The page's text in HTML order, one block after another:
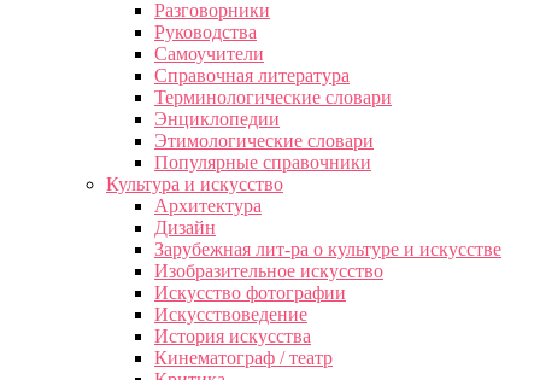
Разговорники
Руководства
Самоучители
Справочная литература
Терминологические словари
Энциклопедии
Этимологические словари
Популярные справочники
Культура и искусство
Архитектура
Дизайн
Зарубежная лит-ра о культуре и искусстве
Изобразительное искусство
Искусство фотографии
Искусствоведение
История искусства
Кинематограф / театр